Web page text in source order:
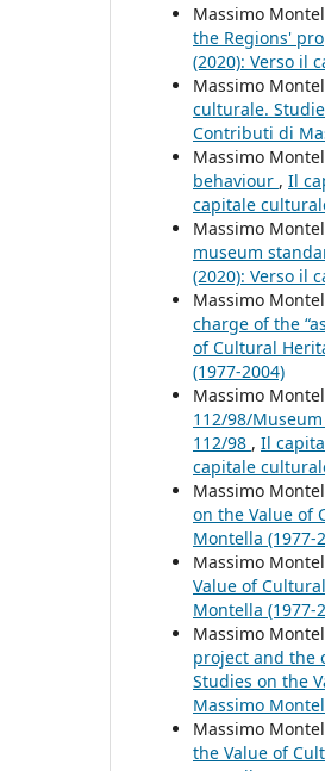
Massimo
the Regions'
(2020): Verso il
Massimo
culturale.
Contributi di
Massimo
behaviour , Il
capitale
Massimo
museum
(2020): Verso il
Massimo
charge of the
of Cultural
(1977-2004)
Massimo
112/98/
112/98 , Il
capitale
Massimo
on the Value of
Montella (1977-
Massimo
Value of
Montella (1977-
Massimo
project and the
Studies on the
Massimo
Massimo
the Value of